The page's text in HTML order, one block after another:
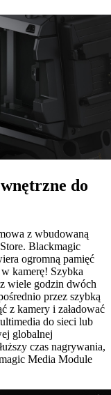
do
z wbudowaną
Blackmagic
ogromną pamięć
kamerę! Szybka
wiele godzin dwóch
przez szybką
z kamery i załadować
do sieci lub
globalnej
czas nagrywania,
Media Module